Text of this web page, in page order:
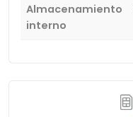
Almacenamiento
interno